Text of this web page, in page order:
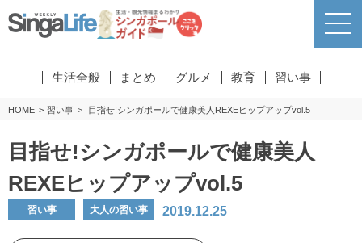
生活全般 まとめ グルメ 教育 習い事
HOME 習い事 目指せ!シンガポールで健康美人REXEヒップアップvol.5
目指せ!シンガポールで健康美人
REXEヒップアップvol.5
習い事 大人の習い事 2019.12.25